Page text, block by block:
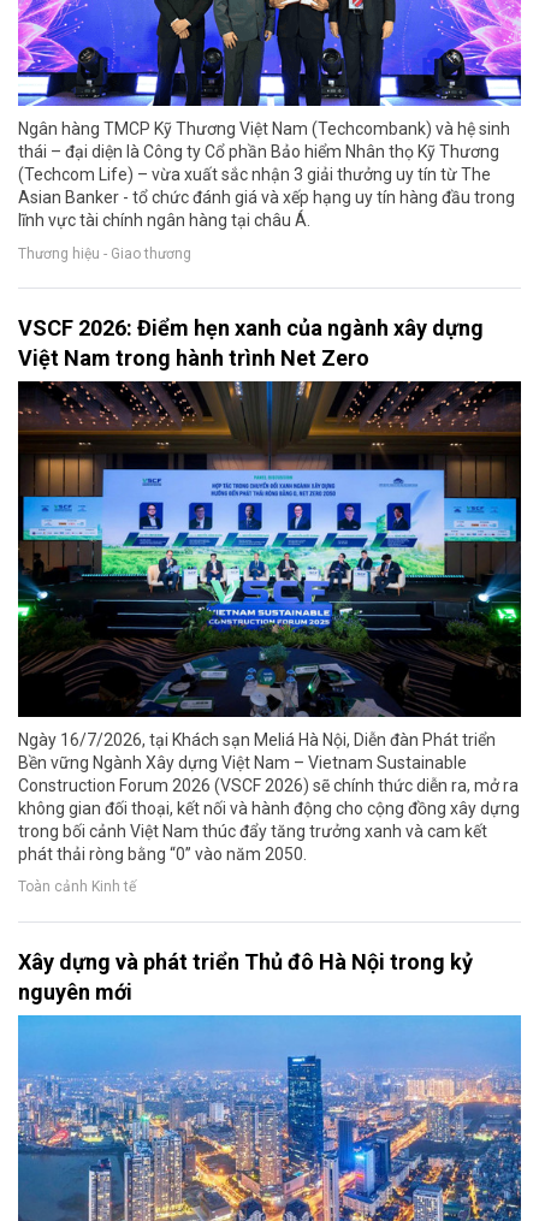
Ngân hàng TMCP Kỹ Thương Việt Nam (Techcombank) và hệ sinh
thái – đại diện là Công ty Cổ phần Bảo hiểm Nhân thọ Kỹ Thương
(Techcom Life) – vừa xuất sắc nhận 3 giải thưởng uy tín từ The
Asian Banker - tổ chức đánh giá và xếp hạng uy tín hàng đầu trong
lĩnh vực tài chính ngân hàng tại châu Á.
Thương hiệu - Giao thương
VSCF 2026: Điểm hẹn xanh của ngành xây dựng
Việt Nam trong hành trình Net Zero
Ngày 16/7/2026, tại Khách sạn Meliá Hà Nội, Diễn đàn Phát triển
Bền vững Ngành Xây dựng Việt Nam – Vietnam Sustainable
Construction Forum 2026 (VSCF 2026) sẽ chính thức diễn ra, mở ra
không gian đối thoại, kết nối và hành động cho cộng đồng xây dựng
trong bối cảnh Việt Nam thúc đẩy tăng trưởng xanh và cam kết
phát thải ròng bằng “0” vào năm 2050.
Toàn cảnh Kinh tế
Xây dựng và phát triển Thủ đô Hà Nội trong kỷ
nguyên mới